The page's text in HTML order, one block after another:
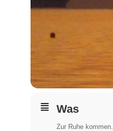
Was
Zur Ruhe kommen.